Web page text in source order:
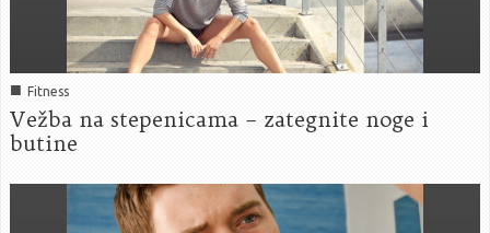
■ Fitness
Vežba na stepenicama – zategnite noge i
butine